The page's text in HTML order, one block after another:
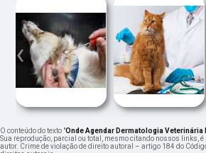
‹
O conteúdo do texto "Onde Agendar Dermatologia Veterinária
Sua reprodução, parcial ou total, mesmo citando nossos links,
autor. Crime de violação de direito autoral – artigo 184 do